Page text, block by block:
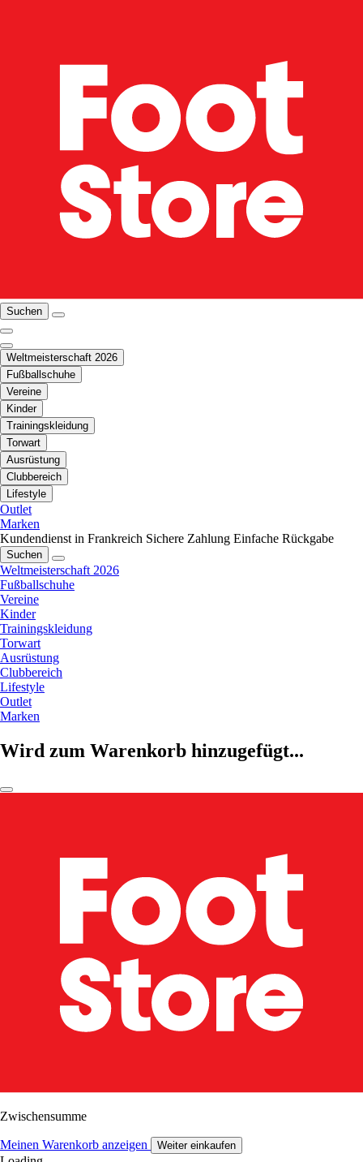
Suchen
Weltmeisterschaft 2026
Fußballschuhe
Vereine
Kinder
Trainingskleidung
Torwart
Ausrüstung
Clubbereich
Lifestyle
Outlet
Marken
Kundendienst in Frankreich Sichere Zahlung Einfache Rückgabe
Suchen
Weltmeisterschaft 2026
Fußballschuhe
Vereine
Kinder
Trainingskleidung
Torwart
Ausrüstung
Clubbereich
Lifestyle
Outlet
Marken
Wird zum Warenkorb hinzugefügt...
Zwischensumme
Meinen Warenkorb anzeigen Weiter einkaufen